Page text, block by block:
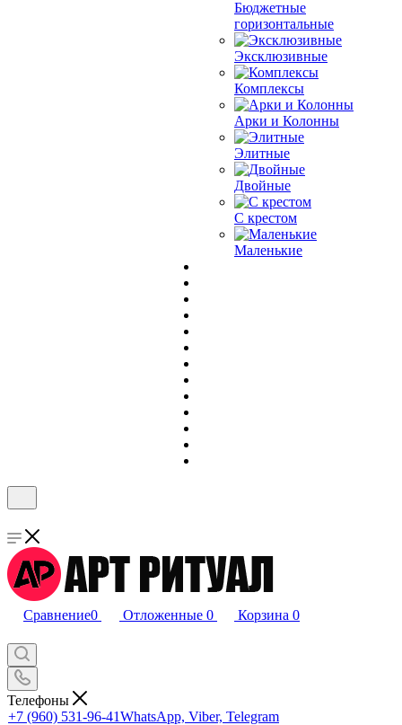
Бюджетные
горизонтальные
Эксклюзивные
Комплексы
Арки и Колонны
Элитные
Двойные
С крестом
Маленькие
Сравнение0 Отложенные 0 Корзина 0
Телефоны
+7 (960) 531-96-41WhatsApp, Viber, Telegram